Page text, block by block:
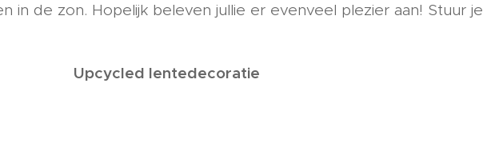
in de zon. Hopelijk beleven jullie er evenveel plezier aan! Stuur je
Upcycled lentedecoratie